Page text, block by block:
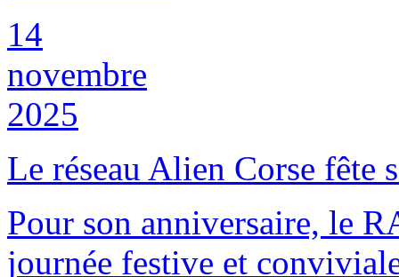
14
novembre
2025
Le réseau Alien Corse fête
Pour son anniversaire, le
journée festive et